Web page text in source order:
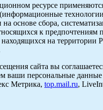
ресурсе
основе сбора,
к предпочтениям
на территории
сайта вы
ваши персональные
Метрика, top.mail.ru,